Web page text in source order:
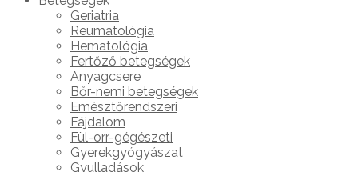
Geriatria
Reumatológia
Hematológia
Fertőző betegségek
Anyagcsere
Bőr-nemi betegségek
Emésztőrendszeri
Fájdalom
Fül-orr-gégészeti
Gyerekgyógyászat
Gyulladások